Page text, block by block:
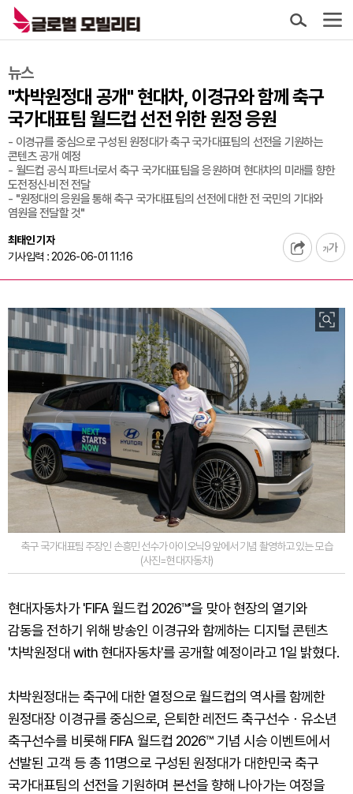
뉴스
"차박원정대 공개" 현대차, 이경규와 함께 축구
국가대표팀 월드컵 선전 위한 원정 응원
- 이경규를 중심으로 구성된 원정대가 축구 국가대표팀의 선전을 기원하는
콘텐츠 공개 예정
- 월드컵 공식 파트너로서 축구 국가대표팀을 응원하며 현대차의 미래를 향한
도전정신·비전 전달
- "원정대의 응원을 통해 축구 국가대표팀의 선전에 대한 전 국민의 기대와
염원을 전달할 것"
최태인 기자
기사입력 : 2026-06-01 11:16
축구 국가대표팀 주장인 손흥민 선수가 아이오닉9 앞에서 기념 촬영하고 있는 모습
(사진=현대자동차)
현대자동차가 'FIFA 월드컵 2026™'을 맞아 현장의 열기와
감동을 전하기 위해 방송인 이경규와 함께하는 디지털 콘텐츠
'차박원정대 with 현대자동차'를 공개할 예정이라고 1일 밝혔다.
차박원정대는 축구에 대한 열정으로 월드컵의 역사를 함께한
원정대장 이경규를 중심으로, 은퇴한 레전드 축구선수ㆍ유소년
축구선수를 비롯해 FIFA 월드컵 2026™ 기념 시승 이벤트에서
선발된 고객 등 총 11명으로 구성된 원정대가 대한민국 축구
국가대표팀의 선전을 기원하며 본선을 향해 나아가는 여정을